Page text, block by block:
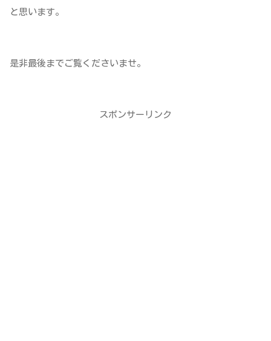
と思います。
是非最後までご覧くださいませ。
スポンサーリンク